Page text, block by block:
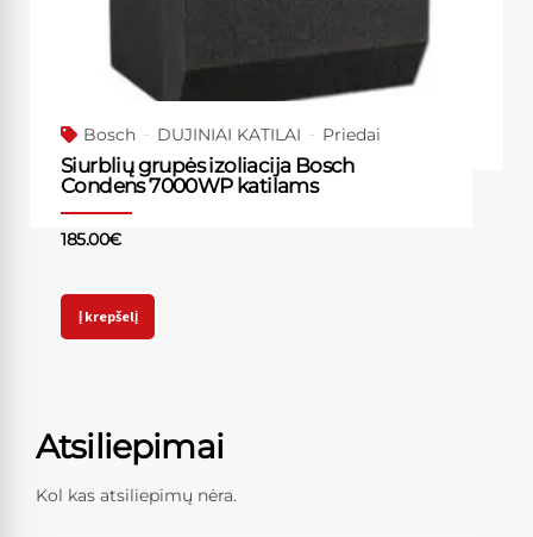
Bosch DUJINIAI KATILAI Priedai
Siurblių grupės izoliacija Bosch
Condens 7000WP katilams
185.00€
Į krepšelį
Atsiliepimai
Kol kas atsiliepimų nėra.